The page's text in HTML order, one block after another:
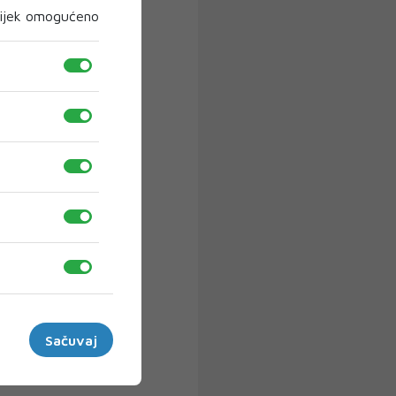
omogućeno
Sačuvaj